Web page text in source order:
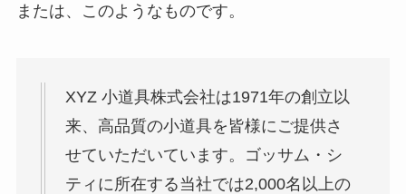
または、このようなものです。
XYZ 小道具株式会社は1971年の創立以
来、高品質の小道具を皆様にご提供さ
せていただいています。ゴッサム・シ
ティに所在する当社では2,000名以上の